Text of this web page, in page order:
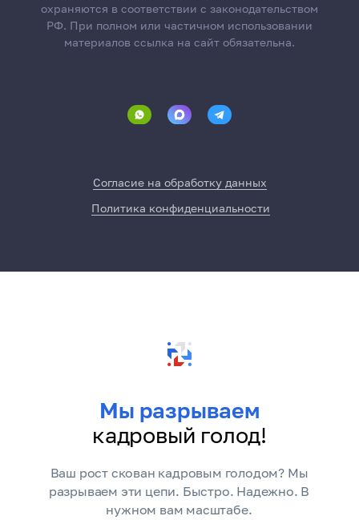
Согласие на обработку данных
Политика конфиденциальности
охраняются в соответствии с законодательством
РФ. При полном или частичном использовании
материалов ссылка на сайт обязательна.
Мы разрываем
кадровый голод!
Ваш рост скован кадровым голодом? Мы
разрываем эти цепи. Быстро. Надежно. В
нужном вам масштабе.